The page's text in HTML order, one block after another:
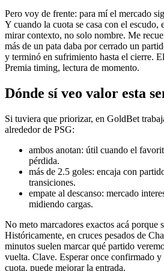
Pero voy de frente: para mí el mercado
Y cuando la cuota se casa con el escudo,
mirar contexto, no solo nombre. Me
más de un pata daba por cerrado un
y terminó en sufrimiento hasta el cierre.
Premia timing, lectura de momento.
Dónde sí veo valor esta
Si tuviera que priorizar, en GoldBet
alrededor de PSG:
ambos anotan: útil cuando el
pérdida.
más de 2.5 goles: encaja con
transiciones.
empate al descanso: mercado
midiendo cargas.
No meto marcadores exactos acá porque
Históricamente, en cruces pesados de
minutos suelen marcar qué partido
vuelta. Clave. Esperar once confirmado
cuota, puede mejorar la entrada.